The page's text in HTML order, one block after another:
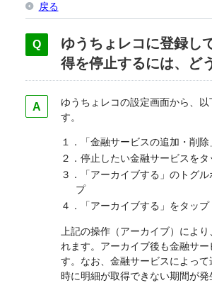
戻る
ゆうちょレコに登録し
得を停止するには、ど
ゆうちょレコの設定画面から、
す。
１．「金融サービスの追加・削
２．停止したい金融サービスをタ
３．「アーカイブする」のトグ
プ
４．「アーカイブする」をタップ
上記の操作（アーカイブ）によ
れます。アーカイブ後も金融サ
す。なお、金融サービスによっ
時に明細が取得できない期間が発